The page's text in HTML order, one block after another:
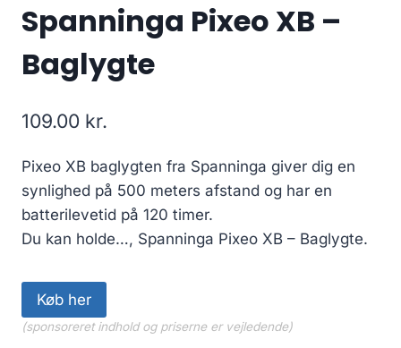
Spanninga Pixeo XB –
Baglygte
109.00 kr.
Pixeo XB baglygten fra Spanninga giver dig en
synlighed på 500 meters afstand og har en
batterilevetid på 120 timer.
Du kan holde…, Spanninga Pixeo XB – Baglygte.
Køb her
(sponsoreret indhold og priserne er vejledende)